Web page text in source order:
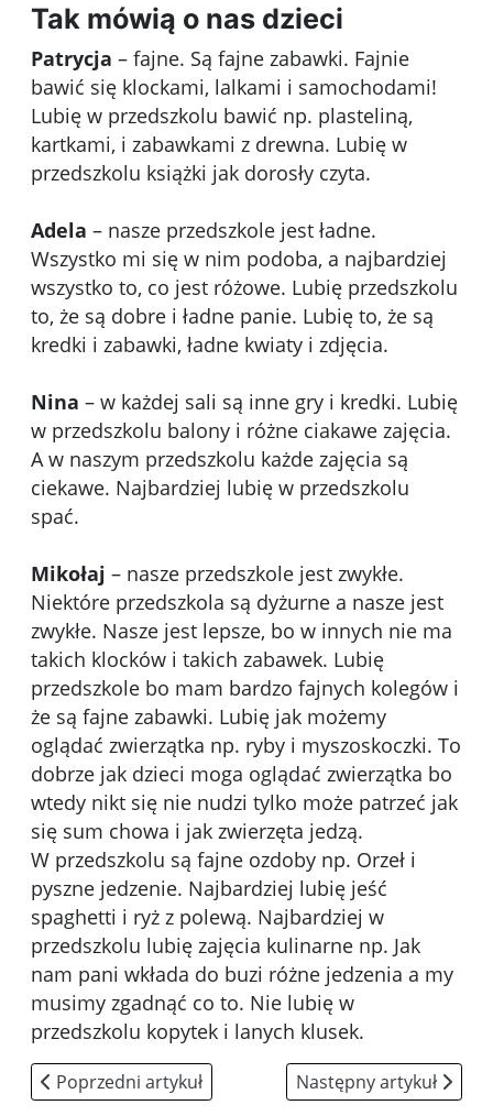
Tak mówią o nas dzieci
Patrycja – fajne. Są fajne zabawki. Fajnie
bawić się klockami, lalkami i samochodami!
Lubię w przedszkolu bawić np. plasteliną,
kartkami, i zabawkami z drewna. Lubię w
przedszkolu książki jak dorosły czyta.
Adela – nasze przedszkole jest ładne.
Wszystko mi się w nim podoba, a najbardziej
wszystko to, co jest różowe. Lubię przedszkolu
to, że są dobre i ładne panie. Lubię to, że są
kredki i zabawki, ładne kwiaty i zdjęcia.
Nina – w każdej sali są inne gry i kredki. Lubię
w przedszkolu balony i różne ciakawe zajęcia.
A w naszym przedszkolu każde zajęcia są
ciekawe. Najbardziej lubię w przedszkolu
spać.
Mikołaj – nasze przedszkole jest zwykłe.
Niektóre przedszkola są dyżurne a nasze jest
zwykłe. Nasze jest lepsze, bo w innych nie ma
takich klocków i takich zabawek. Lubię
przedszkole bo mam bardzo fajnych kolegów i
że są fajne zabawki. Lubię jak możemy
oglądać zwierzątka np. ryby i myszoskoczki. To
dobrze jak dzieci moga oglądać zwierzątka bo
wtedy nikt się nie nudzi tylko może patrzeć jak
się sum chowa i jak zwierzęta jedzą.
W przedszkolu są fajne ozdoby np. Orzeł i
pyszne jedzenie. Najbardziej lubię jeść
spaghetti i ryż z polewą. Najbardziej w
przedszkolu lubię zajęcia kulinarne np. Jak
nam pani wkłada do buzi różne jedzenia a my
musimy zgadnąć co to. Nie lubię w
przedszkolu kopytek i lanych klusek.
Poprzedni artykuł: Nasz zespół
Poprzedni artykuł Następny artykuł:
Następny artykuł